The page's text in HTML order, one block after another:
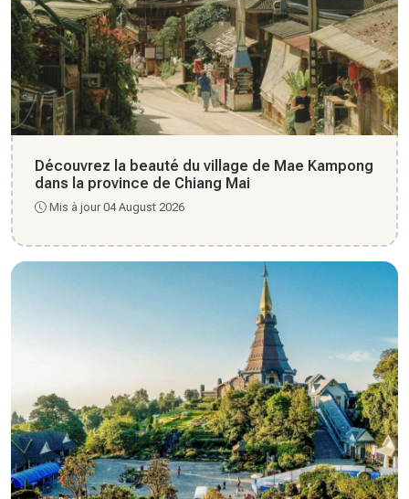
Découvrez la beauté du village de Mae Kampong
dans la province de Chiang Mai
Mis à jour 04 August 2026